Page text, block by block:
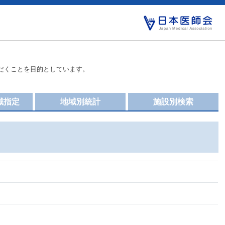
ことを目的としています。
施設別検索
地域別統計
指定